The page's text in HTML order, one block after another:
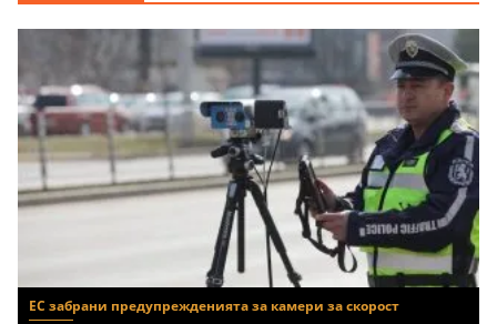
ЕС забрани предупрежденията за камери за скорост